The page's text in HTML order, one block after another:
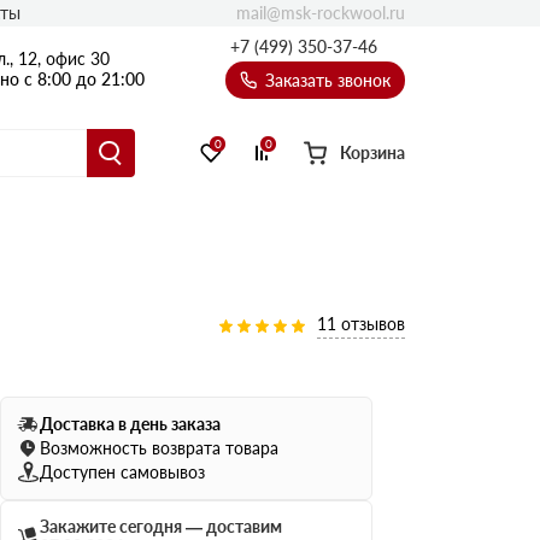
12, офис 30
с 8:00 до 21:00
+7 (499) 350-37-46
Заказать звонок
Ультратонкий
75 мм
100 мм
Балкон
Эсктра
Оптима
0 0 Корзина
mail@msk-rockwool.ru
11 отзывов
Доставка в день заказа
Возможность возврата товара
Доступен самовывоз
Закажите сегодня — доставим